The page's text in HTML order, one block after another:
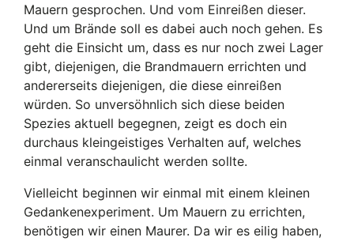
Mauern gesprochen. Und vom Einreißen dieser.
Und um Brände soll es dabei auch noch gehen. Es
geht die Einsicht um, dass es nur noch zwei Lager
gibt, diejenigen, die Brandmauern errichten und
andererseits diejenigen, die diese einreißen
würden. So unversöhnlich sich diese beiden
Spezies aktuell begegnen, zeigt es doch ein
durchaus kleingeistiges Verhalten auf, welches
einmal veranschaulicht werden sollte.
Vielleicht beginnen wir einmal mit einem kleinen
Gedankenexperiment. Um Mauern zu errichten,
benötigen wir einen Maurer. Da wir es eilig haben,